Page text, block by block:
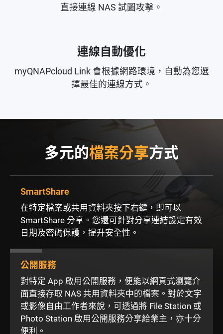
直接連線 NAS 試圖攻擊。
連線自動優化
myQNAPcloud Link 會根據網路環境，自動為您選
擇最佳的連線方式。
多元的檔案分享方式
SmartShare
在特定檔案或共用資料夾按下右鍵，即可以
SmartShare 分享。您還可針對分享連結設定有效
日期及密碼保護，提升安全性。
公開服務
對特定 App 啟用公開服務，便能以網頁式瀏覽介
面直接存取 NAS 共用資料夾中的檔案。對於文字
或影像自由工作者來說，可透過將 File Station 或
Photo Station 啟用公開服務分享給業主，亦十分
便利。